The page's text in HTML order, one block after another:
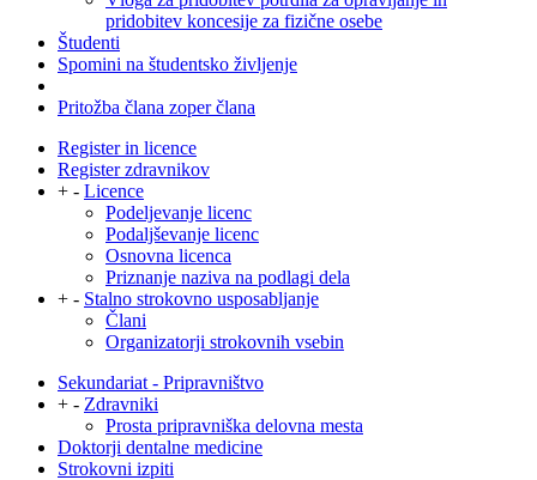
pridobitev koncesije za fizične osebe
Študenti
Spomini na študentsko življenje
Pritožba člana zoper člana
Register in licence
Register zdravnikov
+ - Licence
Podeljevanje licenc
Podaljševanje licenc
Osnovna licenca
Priznanje naziva na podlagi dela
+ - Stalno strokovno usposabljanje
Člani
Organizatorji strokovnih vsebin
Sekundariat - Pripravništvo
+ - Zdravniki
Prosta pripravniška delovna mesta
Doktorji dentalne medicine
Strokovni izpiti